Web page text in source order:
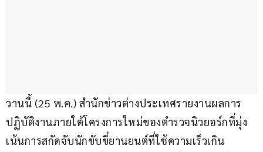
วานนี้ (25 พ.ค.) สำนักข่าวต่างประเทศรายงานผลการ
ปฏิบัติงานภายใต้โครงการใหม่ของตำรวจนิวยอร์กที่มุ่ง
เน้นการสกัดจับนักขับขี่ยานยนต์ที่ใช้ความเร็วเกิน